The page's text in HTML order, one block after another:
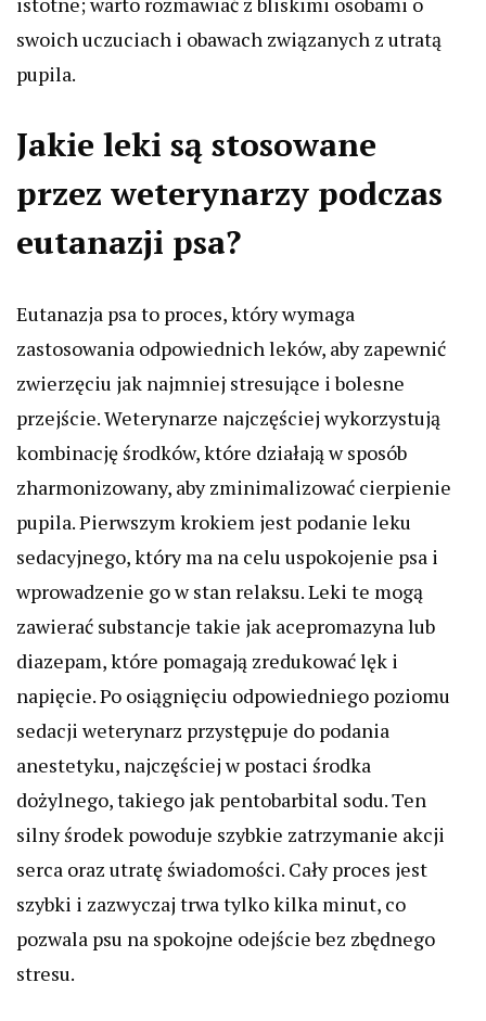
swoich uczuciach i obawach związanych z utratą
pupila.
Jakie leki są stosowane
przez weterynarzy podczas
eutanazji psa?
Eutanazja psa to proces, który wymaga
zastosowania odpowiednich leków, aby zapewnić
zwierzęciu jak najmniej stresujące i bolesne
przejście. Weterynarze najczęściej wykorzystują
kombinację środków, które działają w sposób
zharmonizowany, aby zminimalizować cierpienie
pupila. Pierwszym krokiem jest podanie leku
sedacyjnego, który ma na celu uspokojenie psa i
wprowadzenie go w stan relaksu. Leki te mogą
zawierać substancje takie jak acepromazyna lub
diazepam, które pomagają zredukować lęk i
napięcie. Po osiągnięciu odpowiedniego poziomu
sedacji weterynarz przystępuje do podania
anestetyku, najczęściej w postaci środka
dożylnego, takiego jak pentobarbital sodu. Ten
silny środek powoduje szybkie zatrzymanie akcji
serca oraz utratę świadomości. Cały proces jest
szybki i zazwyczaj trwa tylko kilka minut, co
pozwala psu na spokojne odejście bez zbędnego
stresu.